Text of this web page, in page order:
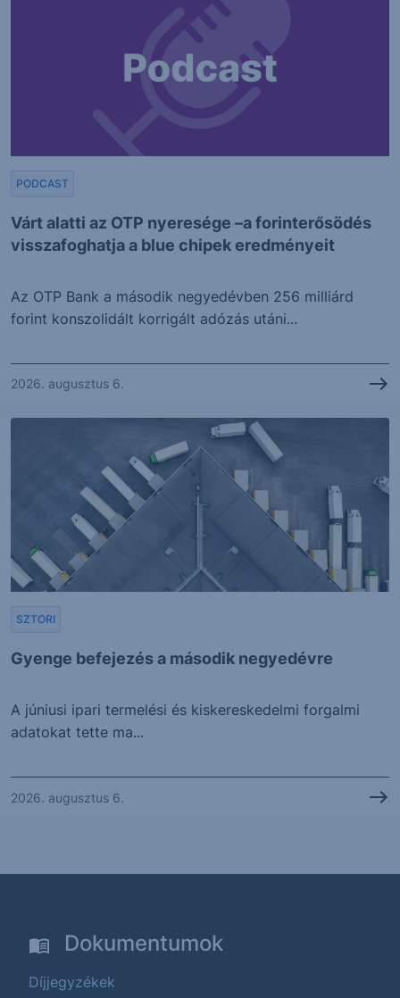
Várt alatti az OTP nyeresége –a forinterősödés
visszafoghatja a blue chipek eredményeit
PODCAST
Az OTP Bank a második negyedévben 256 milliárd
forint konszolidált korrigált adózás utáni...
2026. augusztus 6.
Gyenge befejezés a második negyedévre
SZTORI
A júniusi ipari termelési és kiskereskedelmi forgalmi
adatokat tette ma...
2026. augusztus 6.
Dokumentumok
Díjjegyzékek